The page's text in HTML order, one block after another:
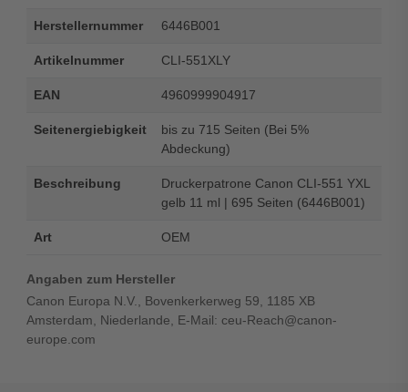
Herstellernummer 6446B001
Artikelnummer CLI-551XLY
EAN 4960999904917
Seitenergiebigkeit
bis zu 715 Seiten (Bei 5%
Abdeckung)
Beschreibung
Druckerpatrone Canon CLI-551 YXL
gelb 11 ml | 695 Seiten (6446B001)
Art OEM
Angaben zum Hersteller
Canon Europa N.V., Bovenkerkerweg 59, 1185 XB
Amsterdam, Niederlande, E-Mail: ceu-Reach@canon-
europe.com